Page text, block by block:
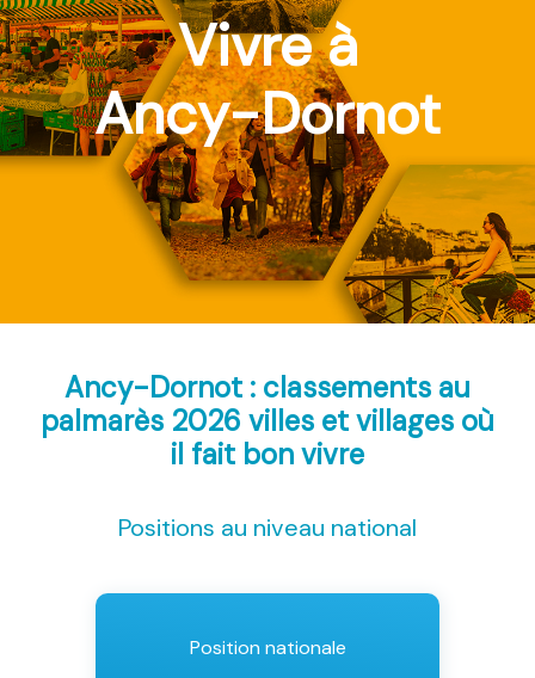
Vivre à
Ancy-Dornot
Ancy-Dornot : classements au
palmarès 2026 villes et villages où
il fait bon vivre
Positions au niveau national
Position nationale